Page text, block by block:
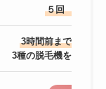
５回 81,600
3時間前までキャン
3種の脱毛機を使い分